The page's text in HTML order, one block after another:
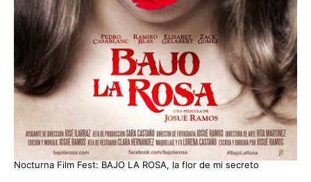
Nocturna Film Fest: BAJO LA ROSA, la flor de mi secreto